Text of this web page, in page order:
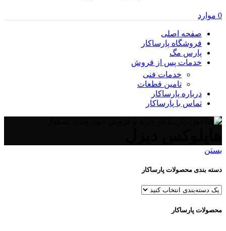
0 موارد
صفحه اصلی
فروشگاه پارساکار
پارس مگ
خدمات پس از فروش
خدمات فنی
تامین قطعات
درباره پارساکار
تماس با پارساکار
بستن
دسته بندی محصولات پارساکار
محصولات پارساکار